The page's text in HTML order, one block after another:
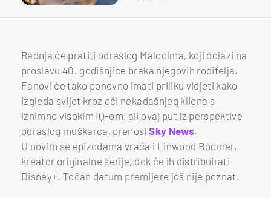
Radnja će pratiti odraslog Malcolma, koji dolazi na
proslavu 40. godišnjice braka njegovih roditelja.
Fanovi će tako ponovno imati priliku vidjeti kako
izgleda svijet kroz oči nekadašnjeg klicna s
iznimno visokim IQ-om, ali ovaj put iz perspektive
odraslog muškarca, prenosiSky News.
U novim se epizodama vraća i Linwood Boomer,
kreator originalne serije, dok će ih distribuirati
Disney+. Točan datum premijere još nije poznat.